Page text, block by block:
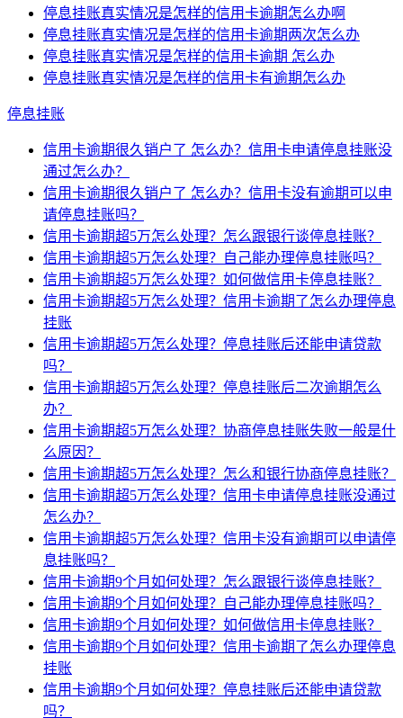
停息挂账真实情况是怎样的信用卡逾期怎么办啊
停息挂账真实情况是怎样的信用卡逾期两次怎么办
停息挂账真实情况是怎样的信用卡逾期 怎么办
停息挂账真实情况是怎样的信用卡有逾期怎么办
停息挂账
信用卡逾期很久销户了 怎么办？信用卡申请停息挂账没
通过怎么办？
信用卡逾期很久销户了 怎么办？信用卡没有逾期可以申
请停息挂账吗？
信用卡逾期超5万怎么处理？怎么跟银行谈停息挂账？
信用卡逾期超5万怎么处理？自己能办理停息挂账吗？
信用卡逾期超5万怎么处理？如何做信用卡停息挂账？
信用卡逾期超5万怎么处理？信用卡逾期了怎么办理停息
挂账
信用卡逾期超5万怎么处理？停息挂账后还能申请贷款
吗？
信用卡逾期超5万怎么处理？停息挂账后二次逾期怎么
办？
信用卡逾期超5万怎么处理？协商停息挂账失败一般是什
么原因？
信用卡逾期超5万怎么处理？怎么和银行协商停息挂账？
信用卡逾期超5万怎么处理？信用卡申请停息挂账没通过
怎么办？
信用卡逾期超5万怎么处理？信用卡没有逾期可以申请停
息挂账吗？
信用卡逾期9个月如何处理？怎么跟银行谈停息挂账？
信用卡逾期9个月如何处理？自己能办理停息挂账吗？
信用卡逾期9个月如何处理？如何做信用卡停息挂账？
信用卡逾期9个月如何处理？信用卡逾期了怎么办理停息
挂账
信用卡逾期9个月如何处理？停息挂账后还能申请贷款
吗？